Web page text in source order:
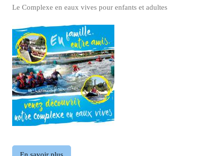
Le Complexe en eaux vives pour enfants et adultes